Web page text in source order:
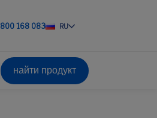
800 168 083 RU
найти продукт